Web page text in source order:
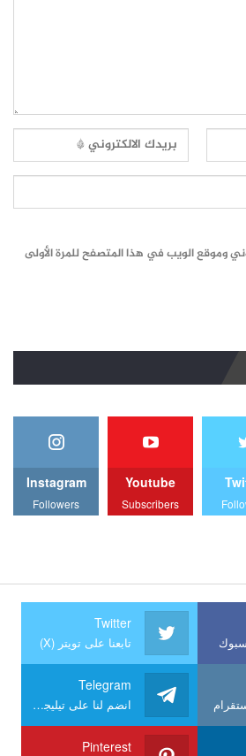
وموقع الويب في هذا المتصفح للمرة الأولى
Youtube
Subscribers
Instagram
Followers
Twitter
تابعنا على تويتر (X)
Telegram
انضم لنا على تيليجرام
Pinterest